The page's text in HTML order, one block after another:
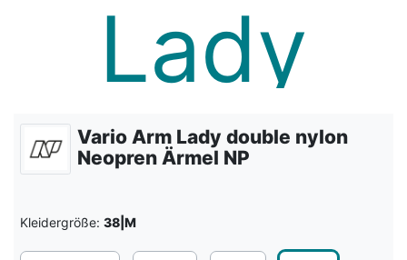
Vario Arm Lady double nylon
Neopren Ärmel NP
Kleidergröße: 38|M